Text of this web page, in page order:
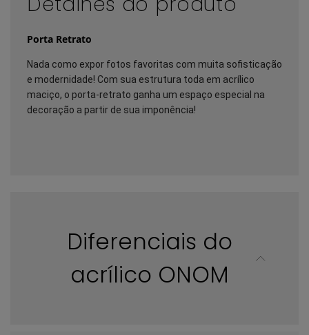
Porta Retrato
Nada como expor fotos favoritas com muita sofisticação
e modernidade! Com sua estrutura toda em acrílico
maciço, o porta-retrato ganha um espaço especial na
decoração a partir de sua imponência!
Diferenciais do
acrílico ONOM